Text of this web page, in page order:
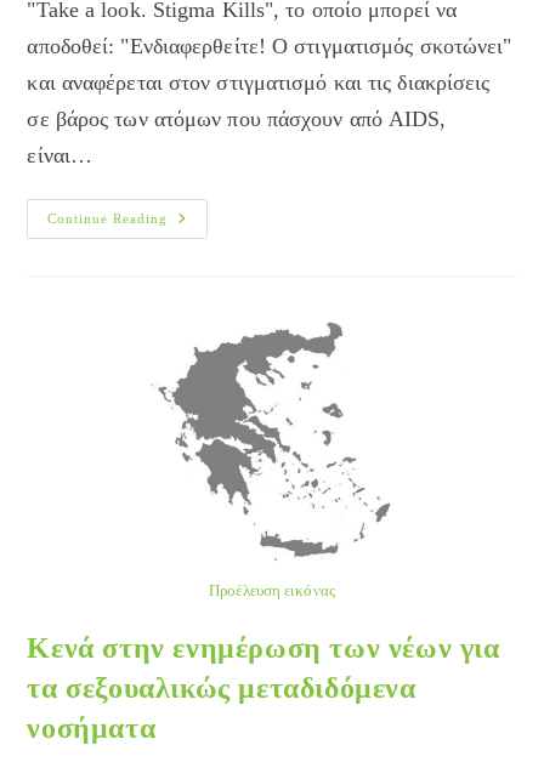
"Take a look. Stigma Kills", το οποίο μπορεί να
αποδοθεί: "Ενδιαφερθείτε! Ο στιγματισμός σκοτώνει"
και αναφέρεται στον στιγματισμό και τις διακρίσεις
σε βάρος των ατόμων που πάσχουν από AIDS,
είναι…
Continue Reading
Παγκόσμια
Ημέρα
Προέλευση εικόνας
Κενά στην ενημέρωση των νέων για
τα σεξουαλικώς μεταδιδόμενα
νοσήματα